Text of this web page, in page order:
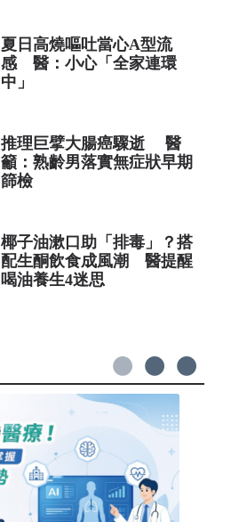
夏日高燒嘔吐當心A型流
感 醫：小心「全家連環
中」
推理巨擘大腸癌驟逝 醫
籲：熟齡男落實無症狀早期
篩檢
椰子油漱口助「排毒」？搭
配生酮飲食成風潮 醫提醒
喝油養生4迷思